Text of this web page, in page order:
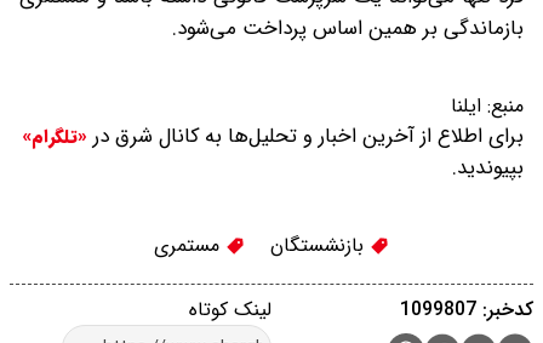
بازماندگی بر همین اساس پرداخت می‌شود.
منبع: ایلنا
برای اطلاع از آخرین اخبار و تحلیل‌ها به کانال شرق در «تلگرام»
بپیوندید.
بازنشستگان مستمری
لینک کوتاه کدخبر: 1099807